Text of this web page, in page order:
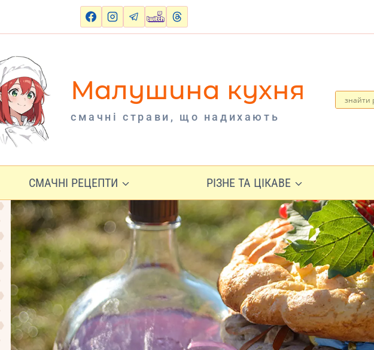
Малушина кухня
cмачні страви, що надихають
СМАЧНІ РЕЦЕПТИ РІЗНЕ ТА ЦІКАВЕ